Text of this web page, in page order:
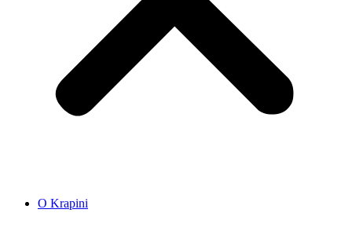
O Krapini